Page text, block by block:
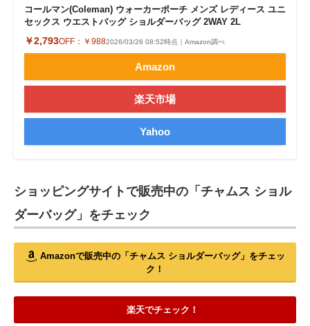
コールマン(Coleman) ウォーカーポーチ メンズ レディース ユニ
セックス ウエストバッグ ショルダーバッグ 2WAY 2L
￥2,793OFF： ￥9882026/03/26 08:52時点｜Amazon調べ
Amazon
楽天市場
Yahoo
ショッピングサイトで販売中の「チャムス ショル
ダーバッグ」をチェック
Amazonで販売中の「チャムス ショルダーバッグ」をチェッ
ク！
楽天でチェック！